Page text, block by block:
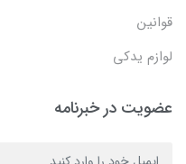
قوانین
لوازم یدکی
عضویت در خبرنامه